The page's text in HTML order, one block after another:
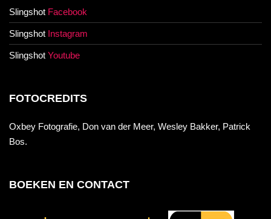
Slingshot Facebook
Slingshot Instagram
Slingshot Youtube
FOTOCREDITS
Oxbey Fotografie, Don van der Meer, Wesley Bakker, Patrick
Bos.
BOEKEN EN CONTACT